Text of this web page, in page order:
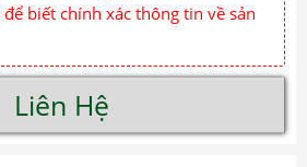
biết chính xác thông tin về sản
Liên Hệ